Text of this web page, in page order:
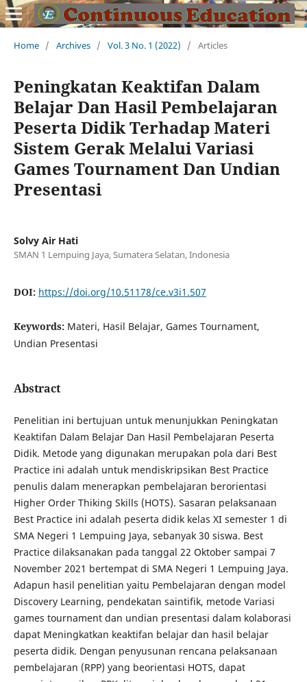
Home / Archives / Vol. 3 No. 1 (2022) / Articles
Peningkatan Keaktifan Dalam
Belajar Dan Hasil Pembelajaran
Peserta Didik Terhadap Materi
Sistem Gerak Melalui Variasi
Games Tournament Dan Undian
Presentasi
Solvy Air Hati
SMAN 1 Lempuing Jaya, Sumatera Selatan, Indonesia
DOI: https://doi.org/10.51178/ce.v3i1.507
Keywords: Materi, Hasil Belajar, Games Tournament,
Undian Presentasi
Abstract
Penelitian ini bertujuan untuk menunjukkan Peningkatan
Keaktifan Dalam Belajar Dan Hasil Pembelajaran Peserta
Didik. Metode yang digunakan merupakan pola dari Best
Practice ini adalah untuk mendiskripsikan Best Practice
penulis dalam menerapkan pembelajaran berorientasi
Higher Order Thiking Skills (HOTS). Sasaran pelaksanaan
Best Practice ini adalah peserta didik kelas XI semester 1 di
SMA Negeri 1 Lempuing Jaya, sebanyak 30 siswa. Best
Practice dilaksanakan pada tanggal 22 Oktober sampai 7
November 2021 bertempat di SMA Negeri 1 Lempuing Jaya.
Adapun hasil penelitian yaitu Pembelajaran dengan model
Discovery Learning, pendekatan saintifik, metode Variasi
games tournament dan undian presentasi dalam kolaborasi
dapat Meningkatkan keaktifan belajar dan hasil belajar
peserta didik. Dengan penyusunan rencana pelaksanaan
pembelajaran (RPP) yang beorientasi HOTS, dapat